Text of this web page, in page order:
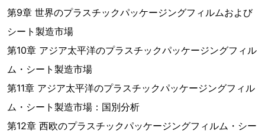
第9章 世界のプラスチックパッケージングフィルムおよび
シート製造市場
第10章 アジア太平洋のプラスチックパッケージングフィル
ム・シート製造市場
第11章 アジア太平洋のプラスチックパッケージングフィル
ム・シート製造市場：国別分析
第12章 西欧のプラスチックパッケージングフィルム・シー